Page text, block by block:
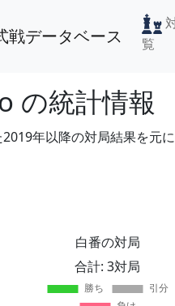
戦データベース
覧
の統計情報
年以降の対局結果を元
白番の対局
合計: 3対局